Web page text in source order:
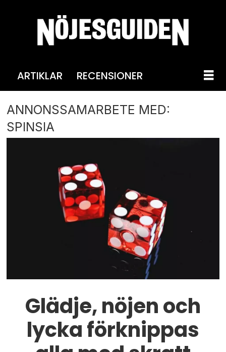
ARTIKLAR RECENSIONER
ANNONSSAMARBETE MED:
SPINSIA
Glädje, nöjen och
lycka förknippas